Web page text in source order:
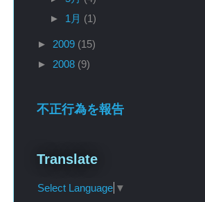
► 1月 (1)
► 2009 (15)
► 2008 (9)
不正行為を報告
Translate
Select Language ▼